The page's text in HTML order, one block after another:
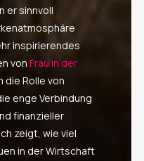
er sinnvoll
inspirierendes
von Frau in der
die Rolle von
enge Verbindung
finanzieller
zeigt, wie viel
in der Wirtschaft